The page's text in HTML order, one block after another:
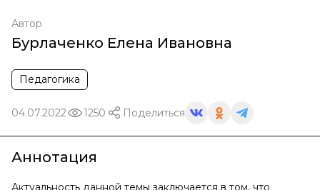
Автор
Бурлаченко Елена Ивановна
Педагогика
04.07.2022 1250 Поделиться
Аннотация
Актуальность данной темы заключается в том, что